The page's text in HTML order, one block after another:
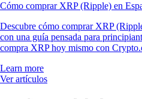
Cómo comprar XRP (Ripple) en
Descubre cómo comprar XRP
con una guía pensada para
compra XRP hoy mismo con
Learn more
Ver artículos